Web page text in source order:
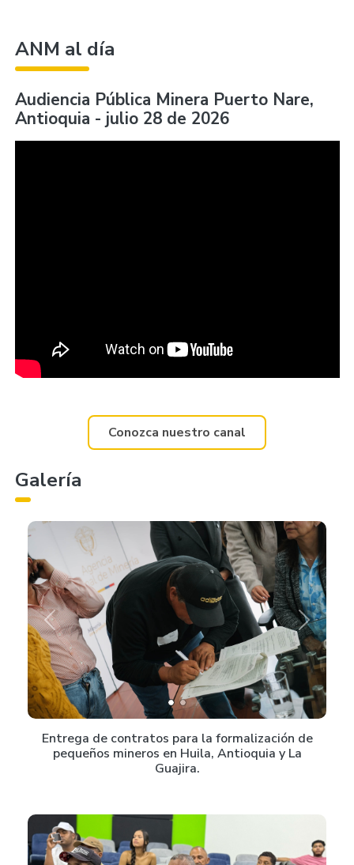
ANM al día
Audiencia Pública Minera Puerto Nare,
Antioquia - julio 28 de 2026
Conozca nuestro canal
Galería
Previous Next
Entrega de contratos para la formalización de
pequeños mineros en Huila, Antioquia y La
Guajira.